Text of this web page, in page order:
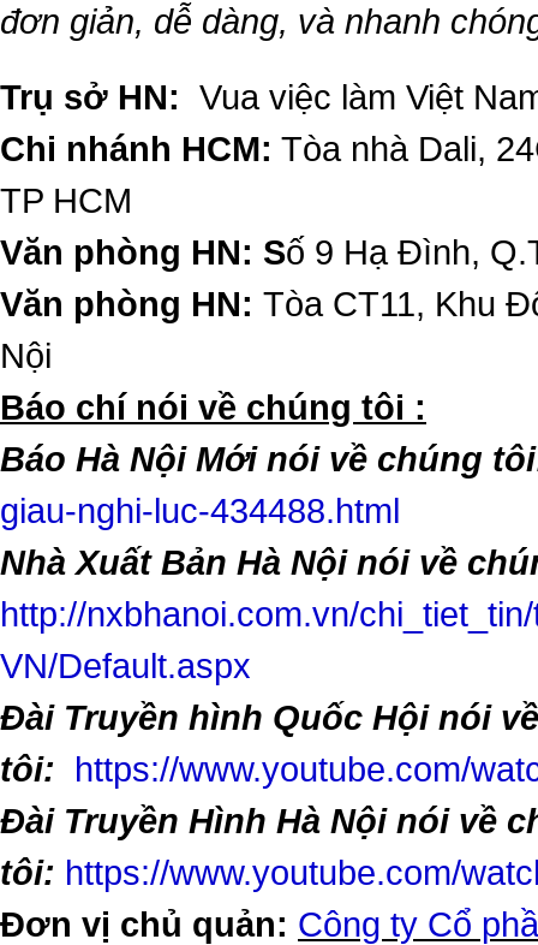
đơn giản, dễ dàng, và nhanh
Trụ sở HN: Vua việc làm Việt
Chi nhánh HCM: Tòa nhà Dali,
TP HCM
Văn phòng HN: Số 9 Hạ Đình,
Văn phòng HN: Tòa CT11, Khu
Nội
​Báo chí nói về chúng tôi :
Báo Hà Nội Mới nói về chúng
giau-nghi-luc-434488.html
Nhà Xuất Bản Hà Nội nói về
http://nxbhanoi.com.vn/
VN/Default.aspx
Đài Truyền hình Quốc Hội nói
tôi:
https://www.youtube.com/
Đài Truyền Hình Hà Nội nói về
tôi: https://www.youtube.com/
Đơn vị chủ quản: Công ty Cổ